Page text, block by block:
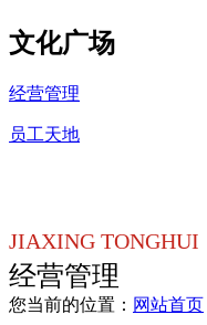
文化广场
经营管理
员工天地
JIAXING TONGHUI
经营管理
您当前的位置： 网站首页